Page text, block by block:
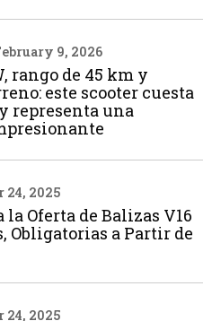
9, 2026
rango de 45 km y
este scooter cuesta
representa una
24, 2025
la Oferta de Balizas V16
Obligatorias a Partir de
24, 2025